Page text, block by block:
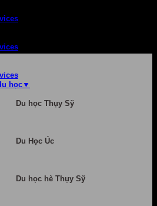
học
Du học Thụy Sỹ
Du Học Úc
Du học hè Thụy Sỹ